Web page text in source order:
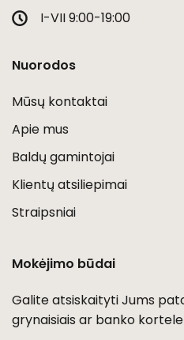
I-VII 9:00-19:00
Nuorodos
Mūsų kontaktai
Apie mus
Baldų gamintojai
Klientų atsiliepimai
Straipsniai
Mokėjimo būdai
Galite atsiskaityti Jums
grynaisiais ar banko